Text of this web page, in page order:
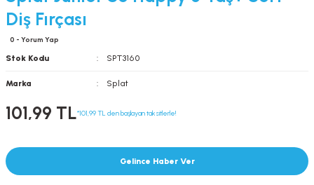
Diş Fırçası
0 - Yorum Yap
Stok Kodu SPT3160
Marka Splat
101,99 TL*101,99 TL den başlayan taksitlerle!
Gelince Haber Ver